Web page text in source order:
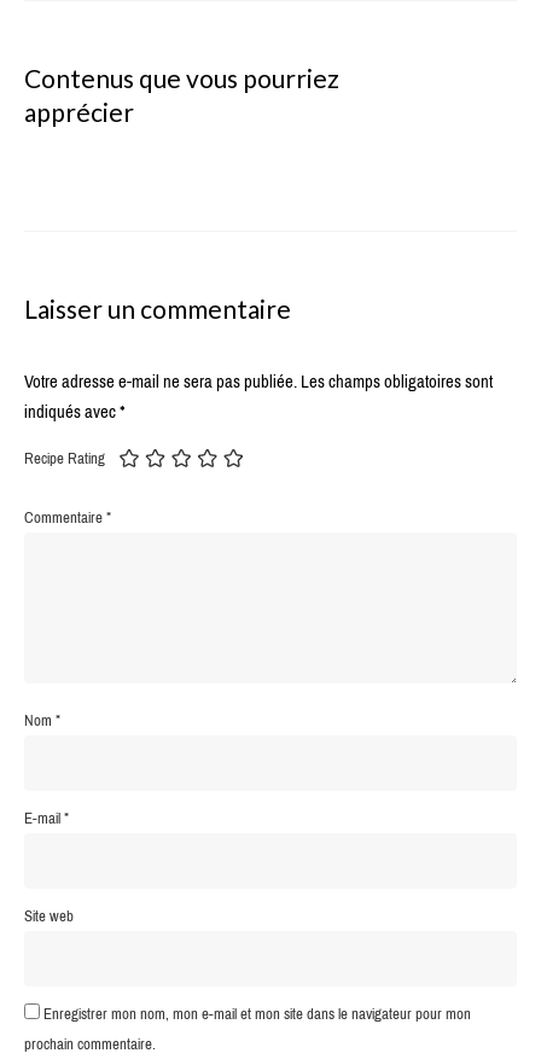
Contenus que vous pourriez
apprécier
Laisser un commentaire
Votre adresse e-mail ne sera pas publiée.Les champs obligatoires sont
indiqués avec*
Recipe Rating
Commentaire*
Nom*
E-mail*
Site web
Enregistrer mon nom, mon e-mail et mon site dans le navigateur pour mon
prochain commentaire.